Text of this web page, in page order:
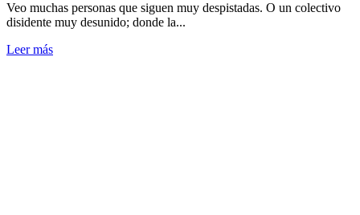
Veo muchas personas que siguen muy despistadas. O un colectivo
disidente muy desunido; donde la...
Leer más